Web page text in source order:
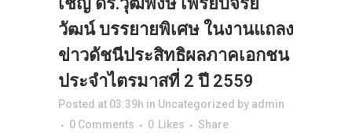
วัฒน์ บรรยายพิเศษ ในงานแถลง
ข่าวดัชนีประสิทธิผลภาคเอกชน
ประจำไตรมาสที่ 2 ปี 2559
Posted at 03:39h in Uncategorized by admin
0 Comments
0 Likes Share